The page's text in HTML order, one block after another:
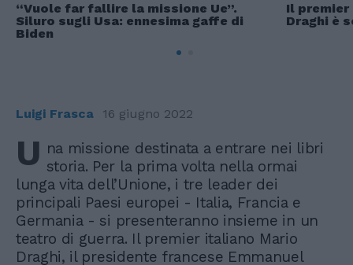
“Vuole far fallire la missione Ue”.
Siluro sugli Usa: ennesima gaffe di
Biden
Il premier
Draghi è
Luigi Frasca 16 giugno 2022
U na missione destinata a entrare nei libri
storia. Per la prima volta nella ormai
lunga vita dell’Unione, i tre leader dei
principali Paesi europei - Italia, Francia e
Germania - si presenteranno insieme in un
teatro di guerra. Il premier italiano Mario
Draghi, il presidente francese Emmanuel